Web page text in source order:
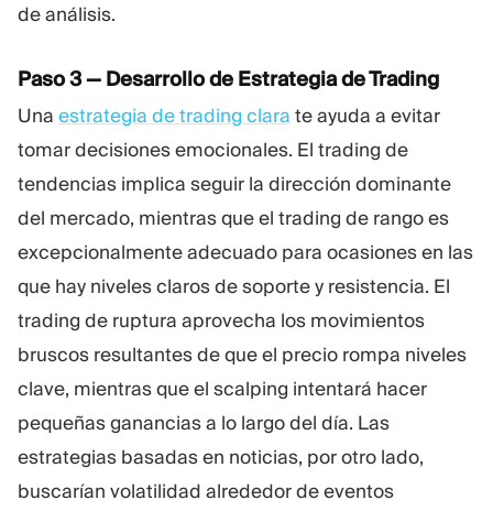
de análisis.
Paso 3 — Desarrollo de Estrategia de Trading
Una estrategia de trading clara te ayuda a evitar
tomar decisiones emocionales. El trading de
tendencias implica seguir la dirección dominante
del mercado, mientras que el trading de rango es
excepcionalmente adecuado para ocasiones en las
que hay niveles claros de soporte y resistencia. El
trading de ruptura aprovecha los movimientos
bruscos resultantes de que el precio rompa niveles
clave, mientras que el scalping intentará hacer
pequeñas ganancias a lo largo del día. Las
estrategias basadas en noticias, por otro lado,
buscarían volatilidad alrededor de eventos